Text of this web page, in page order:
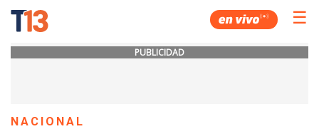
☰
PUBLICIDAD
NACIONAL